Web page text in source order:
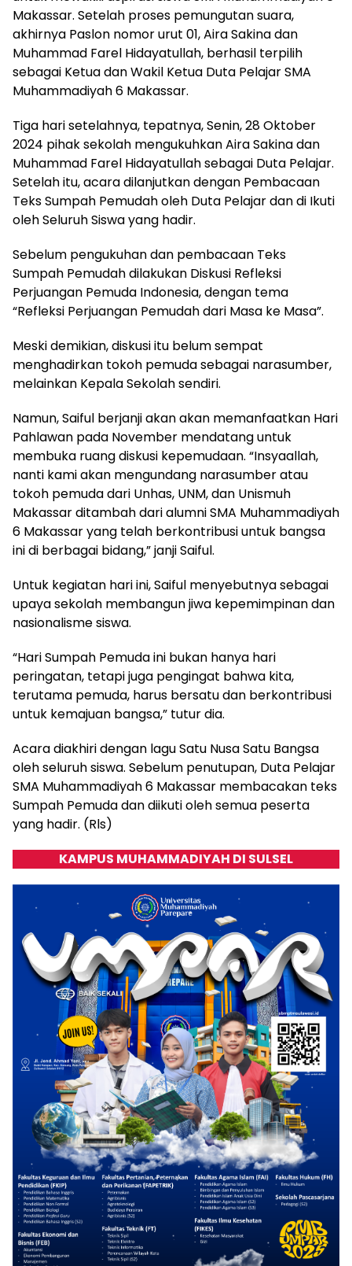
Makassar. Setelah proses pemungutan suara,
akhirnya Paslon nomor urut 01, Aira Sakina dan
Muhammad Farel Hidayatullah, berhasil terpilih
sebagai Ketua dan Wakil Ketua Duta Pelajar SMA
Muhammadiyah 6 Makassar.
Tiga hari setelahnya, tepatnya, Senin, 28 Oktober
2024 pihak sekolah mengukuhkan Aira Sakina dan
Muhammad Farel Hidayatullah sebagai Duta Pelajar.
Setelah itu, acara dilanjutkan dengan Pembacaan
Teks Sumpah Pemudah oleh Duta Pelajar dan di Ikuti
oleh Seluruh Siswa yang hadir.
Sebelum pengukuhan dan pembacaan Teks
Sumpah Pemudah dilakukan Diskusi Refleksi
Perjuangan Pemuda Indonesia, dengan tema
“Refleksi Perjuangan Pemudah dari Masa ke Masa”.
Meski demikian, diskusi itu belum sempat
menghadirkan tokoh pemuda sebagai narasumber,
melainkan Kepala Sekolah sendiri.
Namun, Saiful berjanji akan akan memanfaatkan Hari
Pahlawan pada November mendatang untuk
membuka ruang diskusi kepemudaan. “Insyaallah,
nanti kami akan mengundang narasumber atau
tokoh pemuda dari Unhas, UNM, dan Unismuh
Makassar ditambah dari alumni SMA Muhammadiyah
6 Makassar yang telah berkontribusi untuk bangsa
ini di berbagai bidang,” janji Saiful.
Untuk kegiatan hari ini, Saiful menyebutnya sebagai
upaya sekolah membangun jiwa kepemimpinan dan
nasionalisme siswa.
“Hari Sumpah Pemuda ini bukan hanya hari
peringatan, tetapi juga pengingat bahwa kita,
terutama pemuda, harus bersatu dan berkontribusi
untuk kemajuan bangsa,” tutur dia.
Acara diakhiri dengan lagu Satu Nusa Satu Bangsa
oleh seluruh siswa. Sebelum penutupan, Duta Pelajar
SMA Muhammadiyah 6 Makassar membacakan teks
Sumpah Pemuda dan diikuti oleh semua peserta
yang hadir. (Rls)
KAMPUS MUHAMMADIYAH DI SULSEL